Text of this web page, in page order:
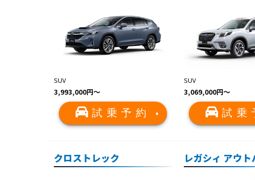
SUV
3,993,000円〜
試乗予約
SUV
3,069,000円〜
試乗
クロストレック レガシィ アウト